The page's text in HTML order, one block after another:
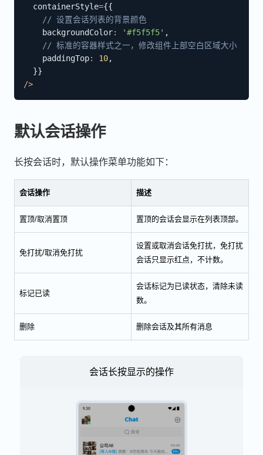
  containerStyle
={{
// 设置会话列表的背景颜色
    backgroundColor
: '#f5f5f5' ,
// 标准的容器样式之一，修改组件上部空白区域大小
    paddingTop
: 10,
}}
/>
默认会话操作
长按会话时，默认操作菜单功能如下：
会话操作 描述
置顶/取消置顶 置顶的会话会显示在列表顶部。
免打扰/取消免打扰
设置或取消会话免打扰，免打扰
会话只显示红点，不计数。
标记已读
会话标记为已读状态，清除未读
数。
删除 删除会话及其所有消息
会话长按显示的操作